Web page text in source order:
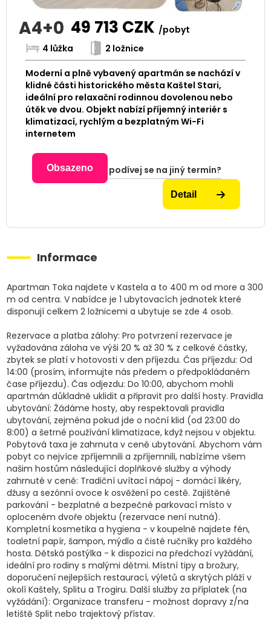
A4+0 49 713 CZK /pobyt
4 lůžka
2 ložnice
Moderní a plně vybavený apartmán se nachází v
klidné části historického města Kaštel Stari,
ideální pro relaxační rodinnou dovolenou nebo
útěk ve dvou. Objekt nabízí příjemný interiér s
klimatizací, rychlým a bezplatným Wi-Fi
internetem
Obsazeno podívej se na jiný termín?
Detail
Informace
Apartman Toka najdete v Kastela a to 400 m od more a 300
m od centra. V nabídce je 1 ubytovacích jednotek které
disponují celkem 2 ložnicemi a ubytuje se zde 4 osob.
Rezervace a platba zálohy: Pro potvrzení rezervace je
vyžadována záloha ve výši 20 % až 30 % z celkové částky,
zbytek se platí v hotovosti v den příjezdu. Čas příjezdu: Od
14:00 (prosím, informujte nás předem o předpokládaném
čase příjezdu). Čas odjezdu: Do 10:00, abychom mohli
apartmán důkladně uklidit a připravit pro další hosty. Pravidla
ubytování: Žádáme hosty, aby respektovali pravidla
ubytování, zejména pokud jde o noční klid (od 23:00 do
8:00) a šetrné používání klimatizace, když nejsou v objektu.
Pobytová taxa je zahrnuta v ceně ubytování. Abychom vám
pobyt co nejvíce zpříjemnili a zpříjemnili, nabízíme všem
našim hostům následující doplňkové služby a výhody
zahrnuté v ceně: Tradiční uvítací nápoj - domácí likéry,
džusy a sezónní ovoce k osvěžení po cestě. Zajištěné
parkování - bezplatné a bezpečné parkovací místo v
oploceném dvoře objektu (rezervace není nutná).
Kompletní kosmetika a hygiena - v koupelně najdete fén,
toaletní papír, šampon, mýdlo a čisté ručníky pro každého
hosta. Dětská postýlka - k dispozici na předchozí vyžádání,
ideální pro rodiny s malými dětmi. Místní tipy a brožury,
doporučení nejlepších restaurací, výletů a skrytých pláží v
okolí Kaštely, Splitu a Trogiru. Další služby za příplatek (na
vyžádání): Organizace transferu - možnost dopravy z/na
letiště Split nebo trajektový přístav.